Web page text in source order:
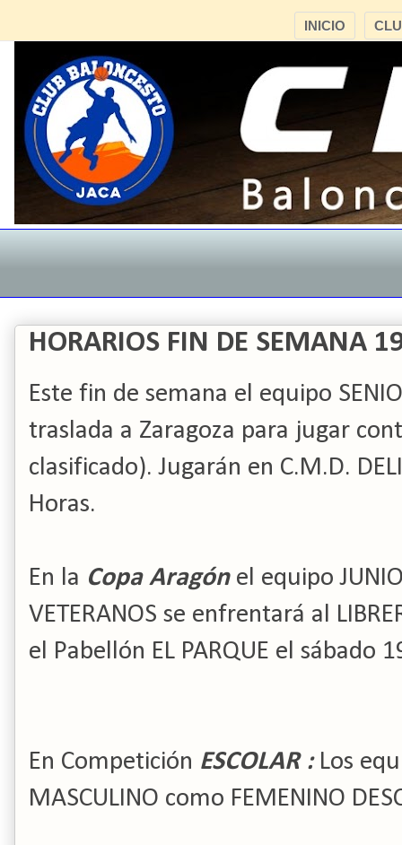
INICIO
HORARIOS FIN DE SEMANA
Este fin de semana el equipo
traslada a Zaragoza para jugar
clasificado). Jugarán en C.M.D.
Horas.
En la Copa Aragónel equipo
VETERANOS se enfrentará al
el Pabellón EL PARQUE el sábado
En Competición ESCOLAR :Los
MASCULINO como FEMENINO